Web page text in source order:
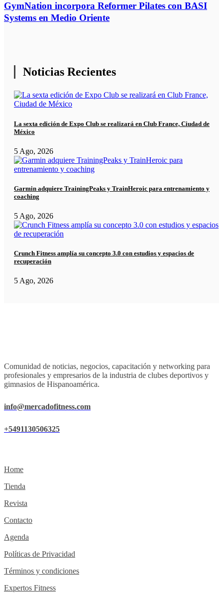
GymNation incorpora Reformer Pilates con BASI
Systems en Medio Oriente
Noticias Recientes
La sexta edición de Expo Club se realizará en Club France, Ciudad de
México
5 Ago, 2026
Garmin adquiere TrainingPeaks y TrainHeroic para entrenamiento y
coaching
5 Ago, 2026
Crunch Fitness amplía su concepto 3.0 con estudios y espacios de
recuperación
5 Ago, 2026
Comunidad de noticias, negocios, capacitación y networking para
profesionales y empresarios de la industria de clubes deportivos y
gimnasios de Hispanoamérica.
info@mercadofitness.com
+5491130506325
Home
Tienda
Revista
Contacto
Agenda
Políticas de Privacidad
Términos y condiciones
Expertos Fitness